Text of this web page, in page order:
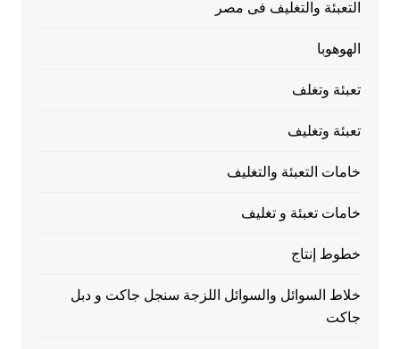
التعبئة والتغليف فى مصر
الهوهوبا
تعبئة وتغلف
تعبئة وتغليف
خامات التعبئة والتغليف
خامات تعبئة و تغليف
خطوط إنتاج
خلاط السوائل والسوائل اللزجة سنجل جاكت و دبل
جاكت